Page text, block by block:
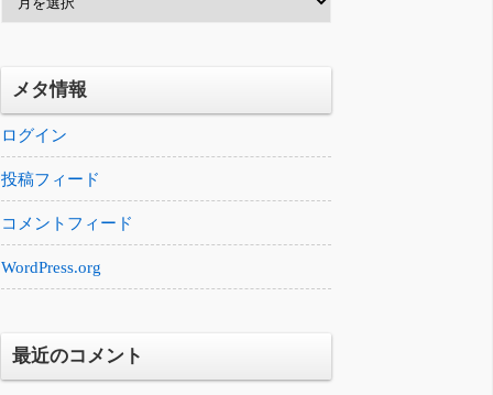
イ
ブメタ情報
ログイン
投稿フィード
コメントフィード
WordPress.org
最近のコメント